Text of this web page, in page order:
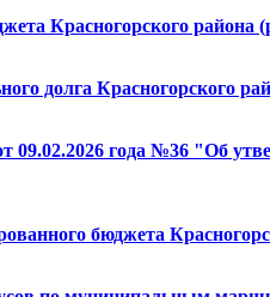
Красногорского района
долга Красногорского
09.02.2026 года №36 "Об
бюджета